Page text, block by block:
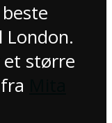
et større